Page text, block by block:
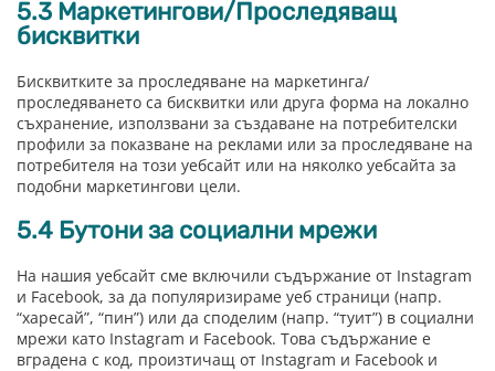
5.3 Маркетингови/Проследяващ
бисквитки
Бисквитките за проследяване на маркетинга/
проследяването са бисквитки или друга форма на локално
съхранение, използвани за създаване на потребителски
профили за показване на реклами или за проследяване на
потребителя на този уебсайт или на няколко уебсайта за
подобни маркетингови цели.
5.4 Бутони за социални мрежи
На нашия уебсайт сме включили съдържание от Instagram
и Facebook, за да популяризираме уеб страници (напр.
“харесай”, “пин”) или да споделим (напр. “туит”) в социални
мрежи като Instagram и Facebook. Това съдържание е
вградена с код, произтичащ от Instagram и Facebook и